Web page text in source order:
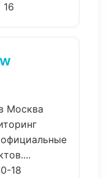
Москва
18